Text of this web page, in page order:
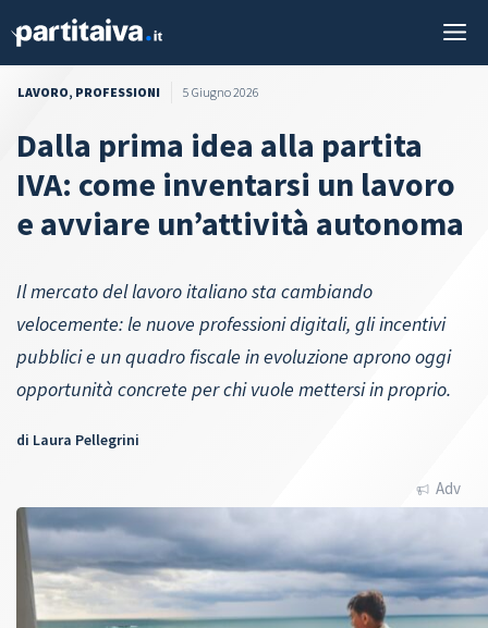
LAVORO, PROFESSIONI 5 Giugno 2026
Dalla prima idea alla partita
IVA: come inventarsi un lavoro
e avviare un’attività autonoma
Il mercato del lavoro italiano sta cambiando
velocemente: le nuove professioni digitali, gli incentivi
pubblici e un quadro fiscale in evoluzione aprono oggi
opportunità concrete per chi vuole mettersi in proprio.
di Laura Pellegrini
Adv